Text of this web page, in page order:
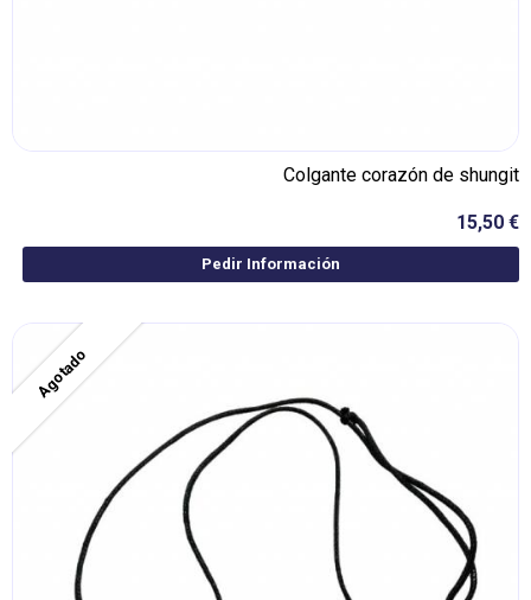
Colgante corazón de shungit
15,50 €
Pedir Información
Agotado